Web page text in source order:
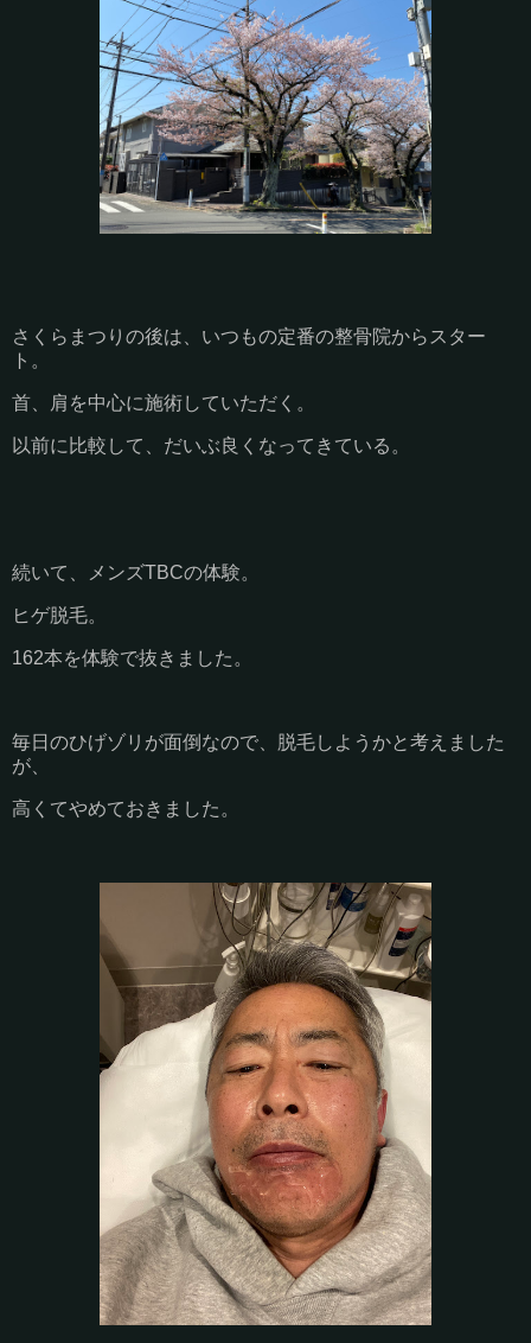
さくらまつりの後は、いつもの定番の整骨院からスター
ト。
首、肩を中心に施術していただく。
以前に比較して、だいぶ良くなってきている。
続いて、メンズTBCの体験。
ヒゲ脱毛。
162本を体験で抜きました。
毎日のひげゾリが面倒なので、脱毛しようかと考えました
が、
高くてやめておきました。